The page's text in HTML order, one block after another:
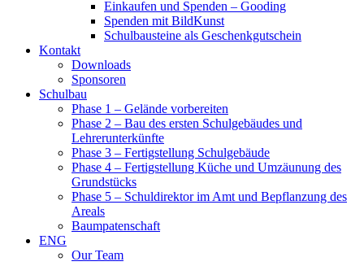
Einkaufen und Spenden – Gooding
Spenden mit BildKunst
Schulbausteine als Geschenkgutschein
Kontakt
Downloads
Sponsoren
Schulbau
Phase 1 – Gelände vorbereiten
Phase 2 – Bau des ersten Schulgebäudes und
Lehrerunterkünfte
Phase 3 – Fertigstellung Schulgebäude
Phase 4 – Fertigstellung Küche und Umzäunung des
Grundstücks
Phase 5 – Schuldirektor im Amt und Bepflanzung des
Areals
Baumpatenschaft
ENG
Our Team